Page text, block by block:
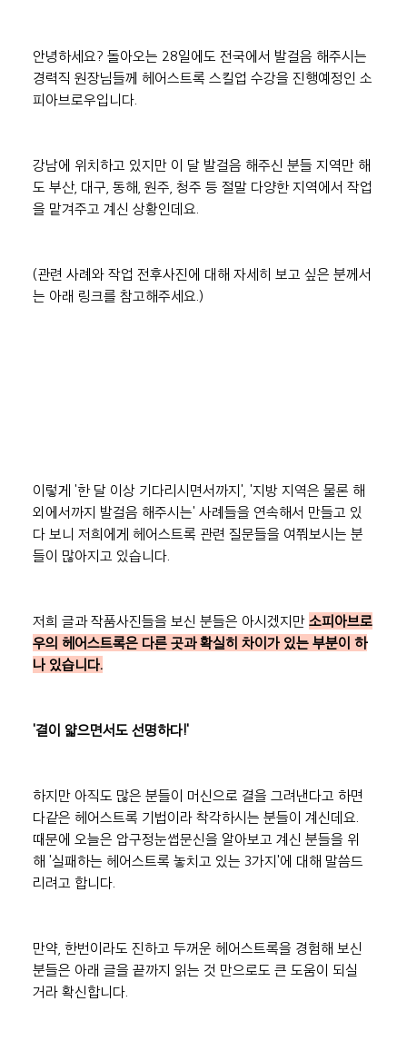
안녕하세요? 돌아오는 28일에도 전국에서 발걸음 해주시는
경력직 원장님들께 헤어스트록 스킬업 수강을 진행예정인 소
피아브로우입니다.
강남에 위치하고 있지만 이 달 발걸음 해주신 분들 지역만 해
도 부산, 대구, 동해, 원주, 청주 등 절말 다양한 지역에서 작업
을 맡겨주고 계신 상황인데요.
(관련 사례와 작업 전후사진에 대해 자세히 보고 싶은 분께서
는 아래 링크를 참고해주세요.)
이렇게 '한 달 이상 기다리시면서까지', '지방 지역은 물론 해
외에서까지 발걸음 해주시는' 사례들을 연속해서 만들고 있
다 보니 저희에게 헤어스트록 관련 질문들을 여쭤보시는 분
들이 많아지고 있습니다.
저희 글과 작품사진들을 보신 분들은 아시겠지만 소피아브로
우의 헤어스트록은 다른 곳과 확실히 차이가 있는 부분이 하
나 있습니다.
'결이 얇으면서도 선명하다!'
하지만 아직도 많은 분들이 머신으로 결을 그려낸다고 하면
다같은 헤어스트록 기법이라 착각하시는 분들이 계신데요.
때문에 오늘은 압구정눈썹문신을 알아보고 계신 분들을 위
해 '실패하는 헤어스트록 놓치고 있는 3가지'에 대해 말씀드
리려고 합니다.
만약, 한번이라도 진하고 두꺼운 헤어스트록을 경험해 보신
분들은 아래 글을 끝까지 읽는 것 만으로도 큰 도움이 되실
거라 확신합니다.